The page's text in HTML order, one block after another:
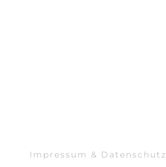
Impressum & Datenschutz